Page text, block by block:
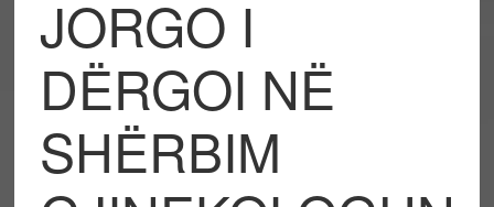
JORGO I
DËRGOI NË
SHËRBIM